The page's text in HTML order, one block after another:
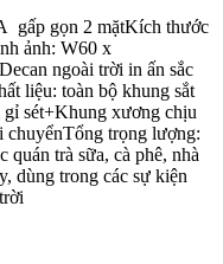
gấp gọn 2 mặtKích thước
ảnh: W60 x
ngoài trời in ấn sắc
liệu: toàn bộ khung sắt
sét+Khung xương chịu
chuyểnTổng trọng lượng:
quán trà sữa, cà phê, nhà
dùng trong các sự kiện